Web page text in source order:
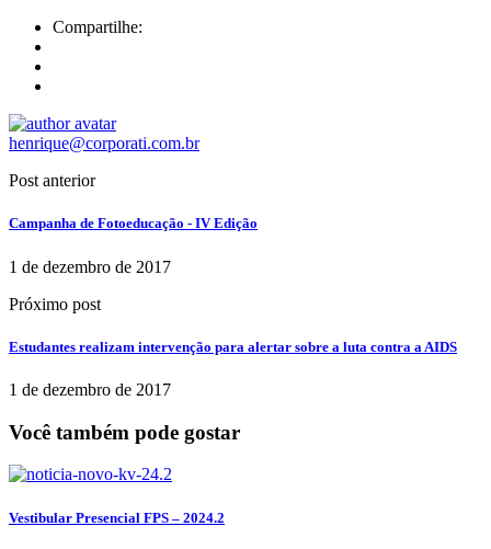
Compartilhe:
henrique@corporati.com.br
Post anterior
Campanha de Fotoeducação - IV Edição
1 de dezembro de 2017
Próximo post
Estudantes realizam intervenção para alertar sobre a luta contra a AIDS
1 de dezembro de 2017
Você também pode gostar
Vestibular Presencial FPS – 2024.2